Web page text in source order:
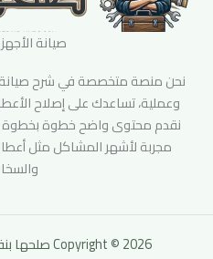
صيانة
نحن منصة متخصصة في شرح صيانة
وعملية، تساعدك على إصلاح
نقدم محتوى واضح خطوة بخطوة
مجربة لأشهر المشاكل مثل
Copyright © 2026 صلحها بنفسك All rights reserved.